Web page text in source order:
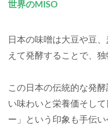
世界のMISO
日本の味噌は大豆や豆
えて発酵することで、
この日本の伝統的な発
い味わいと栄養価そし
ー」という印象も手伝